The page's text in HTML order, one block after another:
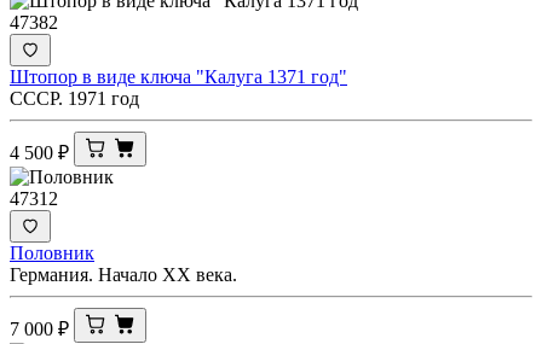
47382
Штопор в виде ключа "Калуга 1371 год"
СССР. 1971 год
4 500 ₽
47312
Половник
Германия. Начало ХХ века.
7 000 ₽